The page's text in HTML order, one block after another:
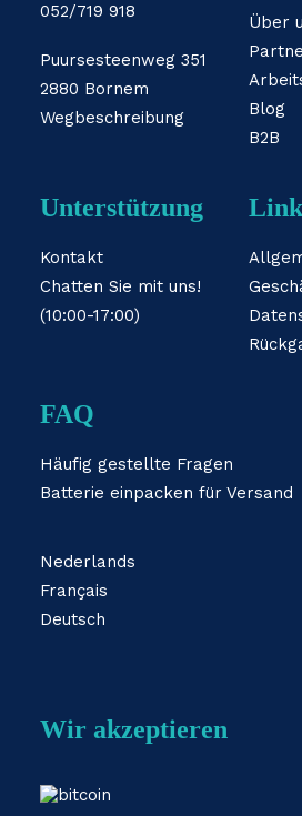
052/719 918
Puursesteenweg 351
2880 Bornem
Wegbeschreibung
Über
Blog
B2B
Unterstützung
Kontakt
Chatten Sie mit uns!
(10:00-17:00)
FAQ
Häufig gestellte Fragen
Batterie einpacken für Versand
Nederlands
Français
Deutsch
Wir akzeptieren